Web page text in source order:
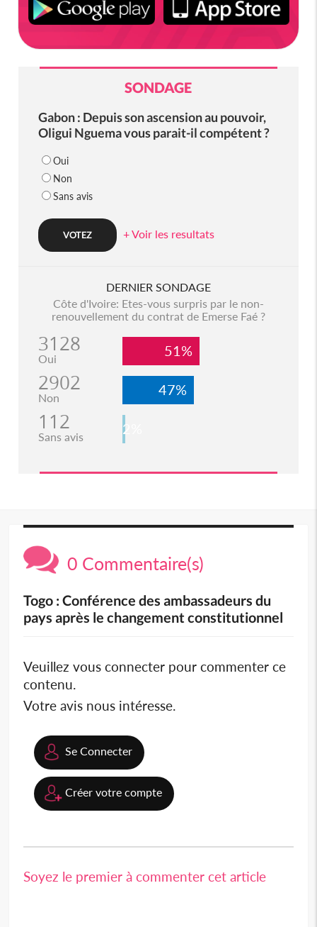
SONDAGE
Gabon : Depuis son ascension au pouvoir,
Oligui Nguema vous parait-il compétent ?
Oui
Non
Sans avis
+ Voir les resultats
DERNIER SONDAGE
Côte d'Ivoire: Etes-vous surpris par le non-
renouvellement du contrat de Emerse Faé ?
3128
Oui 51%
2902
Non 47%
112
Sans avis 2%
0 Commentaire(s)
Togo : Conférence des ambassadeurs du
pays après le changement constitutionnel
Veuillez vous connecter pour commenter ce
contenu.
Votre avis nous intéresse.
Se Connecter
Créer votre compte
Soyez le premier à commenter cet article